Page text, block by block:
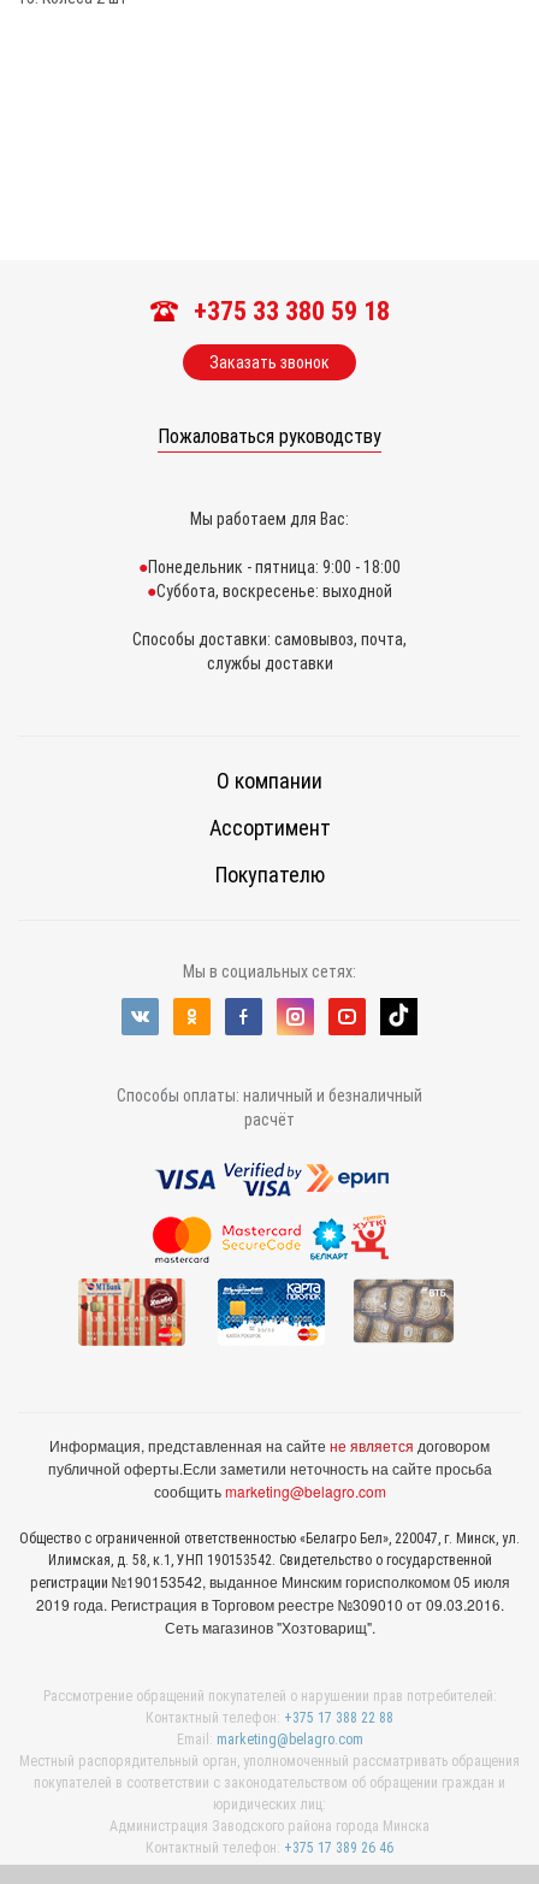
+375 33 380 59 18
Заказать звонок
Пожаловаться руководству
Мы работаем для Вас:
Понедельник - пятница: 9:00 - 18:00
Суббота, воскресенье: выходной
Способы доставки: самовывоз, почта,
службы доставки
О компании
Ассортимент
Покупателю
Мы в социальных сетях:
Способы оплаты: наличный и безналичный
расчёт
Информация, представленная на сайте не является договором
публичной оферты.Если заметили неточность на сайте просьба
сообщитьmarketing@belagro.com
Общество с ограниченной ответственностью «Белагро Бел», 220047, г. Минск, ул.
Илимская, д. 58, к.1, УНП 190153542. Свидетельство о государственной
регистрации №190153542, выданное Минcким горисполкомом 05 июля
2019 года. Регистрация в Торговом реестре №309010 от 09.03.2016.
Сеть магазинов "Хозтоварищ".
Рассмотрение обращений покупателей о нарушении прав потребителей:
Контактный телефон: +375 17 388 22 88
Email: marketing@belagro.com
Местный распорядительный орган, уполномоченный рассматривать обращения
покупателей в соответствии с законодательством об обращении граждан и
юридических лиц:
Администрация Заводского района города Минска
Контактный телефон: +375 17 389 26 46